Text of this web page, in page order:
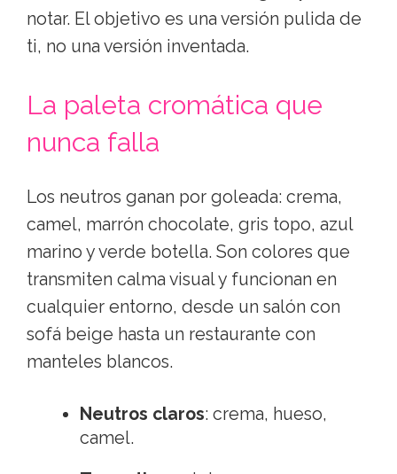
sí quieres transmitir: educación,
seguridad, ganas de estar ahí.
La regla de oro: parecerte a
ti, un martes por la tarde
El error más común es aparecer
disfrazada de "novia formal". Si nunca
llevas perlas, no es el día. Si vives en
vaqueros, un vestido de flores hasta los
tobillos te va a hacer sentir rígida y se va a
notar. El objetivo es una versión pulida de
ti, no una versión inventada.
La paleta cromática que